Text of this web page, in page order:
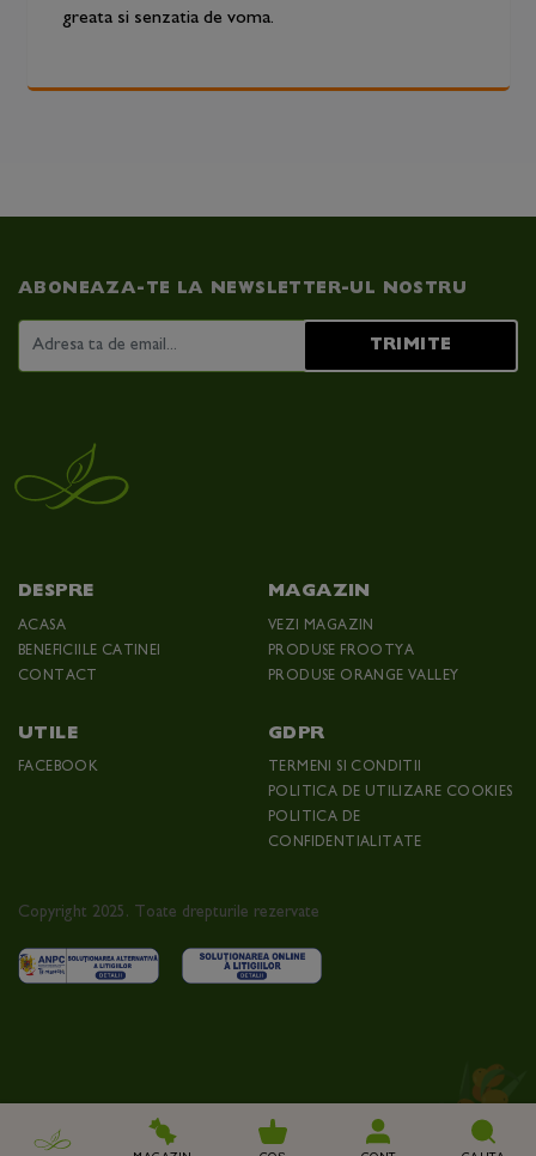
greata si senzatia de voma.
ABONEAZA-TE LA NEWSLETTER-UL NOSTRU
TRIMITE
DESPRE
ACASA
BENEFICIILE CATINEI
CONTACT
MAGAZIN
VEZI MAGAZIN
PRODUSE FROOTYA
PRODUSE ORANGE VALLEY
UTILE
FACEBOOK
GDPR
TERMENI SI CONDITII
POLITICA DE UTILIZARE COOKIES
POLITICA DE
CONFIDENTIALITATE
Copyright 2025. Toate drepturile rezervate